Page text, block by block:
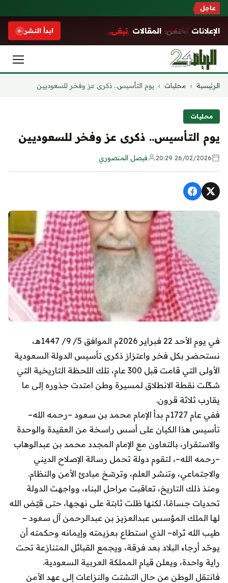
عاجل
الإعلانات تختفي. المقالات تبقى. ابدأ النشر
التجاوز
الرئيسية › محليات › يوم التأسيس.. ذكرى عز وفخر للسعوديين
محليات
يوم التأسيس.. ذكرى عز وفخر للسعوديين
26/02/2026 20:29 فيصل المنصوري
في يوم الأحد 22 فبراير 2026م الموافق 5/ 9/ 1447هـ،
نستحضر بكل فخر واعتزاز ذكرى تأسيس الدولة السعودية
الأولى التي قامت قبل 300 عام، تلك اللحظة التاريخية التي
شكّلت نقطة الانطلاق لمسيرة وطن امتدت جذوره إلى ما
يقارب ثلاثة قرون.
ففي عام 1727م بدأ الإمام محمد بن سعود –رحمه الله–
تأسيس هذا الكيان على أسس راسخة من العقيدة والوحدة
والاستقرار، بالتعاون مع الإمام المجدد محمد بن عبدالوهاب
–رحمه الله–، لتقوم دولة تحمل رسالة الإصلاح الديني
والاجتماعي، وتنشر العلم، وترسّخ مبادئ الأمن والنظام.
ومنذ ذلك التاريخ، تعاقبت مراحل البناء، وواجهت الدولة
تحديات جسامًا، لكنها ظلت ثابتة على نهجها، حتى قيّض الله
لها الملك المؤسس عبدالعزيز بن عبدالرحمن آل سعود –
طيب الله ثراه– الذي استطاع بعزيمته وإيمانه وحكمته أن
يوحّد أرجاء البلاد بعد فرقة، ويجمع القبائل المتنازعة تحت
راية واحدة، ويعلن قيام المملكة العربية السعودية.
فانتقل الوطن من حال التشتت والنزاعات إلى عهد الأمن